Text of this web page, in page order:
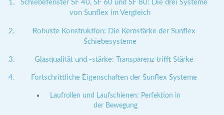
Schiebefenster SF 40, SF 60 und SF 80: Die drei Systeme
von Sunflex im Vergleich
Robuste Konstruktion: Die Kernstärke der Sunflex
Schiebesysteme
Glasqualität und -stärke: Transparenz trifft Stärke
Fortschrittliche Eigenschaften der Sunflex Systeme
Laufrollen und Laufschienen: Perfektion in
der Bewegung